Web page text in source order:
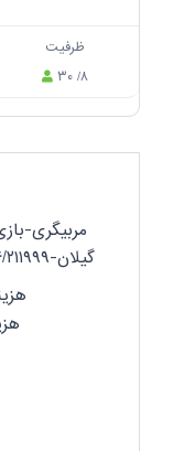
ظرفیت
۳۰ /۸
گیلان-۱۴۰۴۹۸۲۰۲۶۶۶/۲۱۱۹۹۹ ۱۴۰۴۹۸۲۰۲۶۶۶/۲۱۱۹۹۹